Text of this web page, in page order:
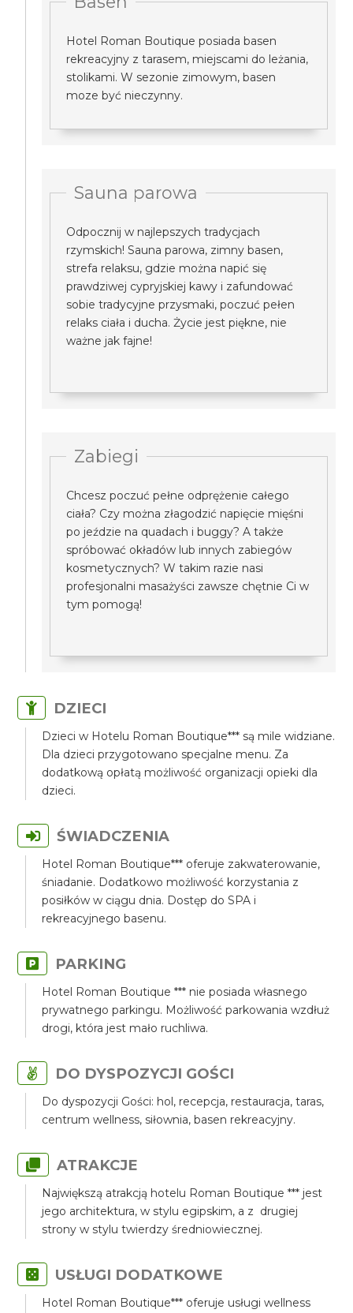
Hotel Roman Boutique posiada basen
rekreacyjny z tarasem, miejscami do leżania,
stolikami. W sezonie zimowym, basen
moze być nieczynny.
Sauna parowa
Odpocznij w najlepszych tradycjach
rzymskich! Sauna parowa, zimny basen,
strefa relaksu, gdzie można napić się
prawdziwej cypryjskiej kawy i zafundować
sobie tradycyjne przysmaki, poczuć pełen
relaks ciała i ducha. Życie jest piękne, nie
ważne jak fajne!
Zabiegi
Chcesz poczuć pełne odprężenie całego
ciała? Czy można złagodzić napięcie mięśni
po jeździe na quadach i buggy? A także
spróbować okładów lub innych zabiegów
kosmetycznych? W takim razie nasi
profesjonalni masażyści zawsze chętnie Ci w
tym pomogą!
DZIECI
Dzieci w Hotelu Roman Boutique*** są mile widziane.
Dla dzieci przygotowano specjalne menu. Za
dodatkową opłatą możliwość organizacji opieki dla
dzieci.
ŚWIADCZENIA
Hotel Roman Boutique*** oferuje zakwaterowanie,
śniadanie. Dodatkowo możliwość korzystania z
posiłków w ciągu dnia. Dostęp do SPA i
rekreacyjnego basenu.
PARKING
Hotel Roman Boutique *** nie posiada własnego
prywatnego parkingu. Możliwość parkowania wzdłuż
drogi, która jest mało ruchliwa.
DO DYSPOZYCJI GOŚCI
Do dyspozycji Gości: hol, recepcja, restauracja, taras,
centrum wellness, siłownia, basen rekreacyjny.
ATRAKCJE
Największą atrakcją hotelu Roman Boutique *** jest
jego architektura, w stylu egipskim, a z drugiej
strony w stylu twierdzy średniowiecznej.
USŁUGI DODATKOWE
Hotel Roman Boutique*** oferuje usługi wellness